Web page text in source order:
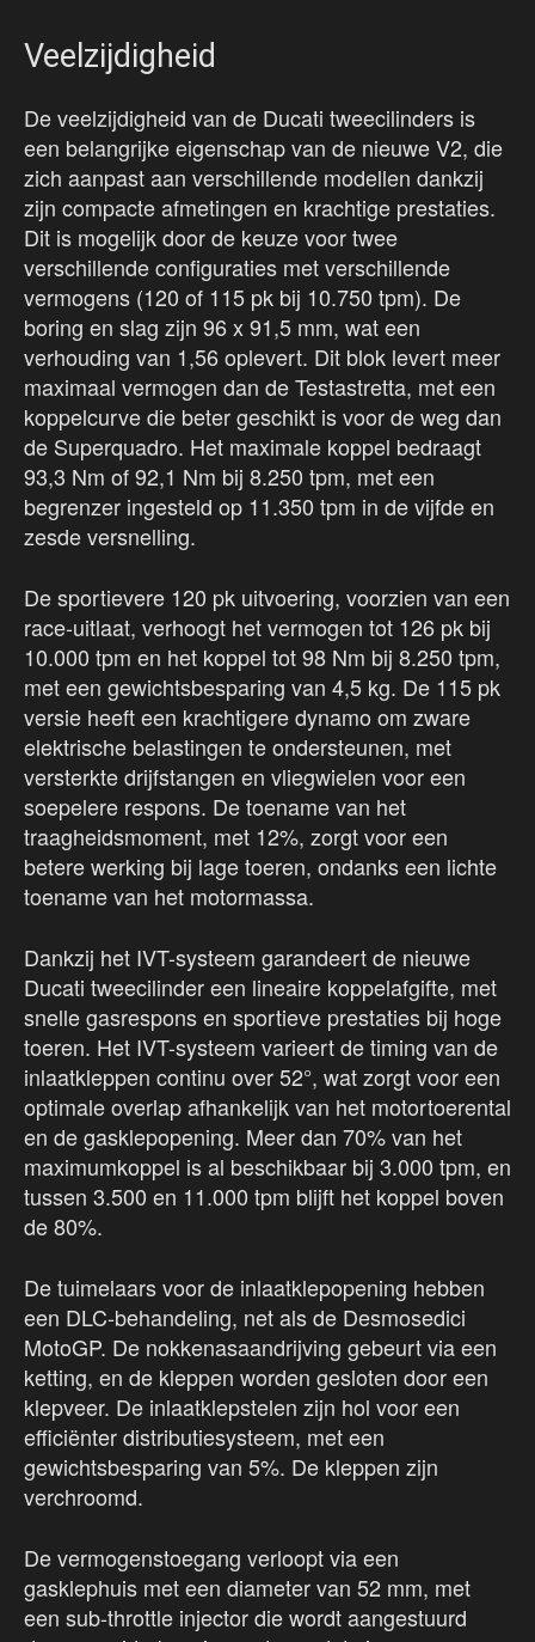
Veelzijdigheid
De veelzijdigheid van de Ducati tweecilinders is
een belangrijke eigenschap van de nieuwe V2, die
zich aanpast aan verschillende modellen dankzij
zijn compacte afmetingen en krachtige prestaties.
Dit is mogelijk door de keuze voor twee
verschillende configuraties met verschillende
vermogens (120 of 115 pk bij 10.750 tpm). De
boring en slag zijn 96 x 91,5 mm, wat een
verhouding van 1,56 oplevert. Dit blok levert meer
maximaal vermogen dan de Testastretta, met een
koppelcurve die beter geschikt is voor de weg dan
de Superquadro. Het maximale koppel bedraagt
93,3 Nm of 92,1 Nm bij 8.250 tpm, met een
begrenzer ingesteld op 11.350 tpm in de vijfde en
zesde versnelling.
De sportievere 120 pk uitvoering, voorzien van een
race-uitlaat, verhoogt het vermogen tot 126 pk bij
10.000 tpm en het koppel tot 98 Nm bij 8.250 tpm,
met een gewichtsbesparing van 4,5 kg. De 115 pk
versie heeft een krachtigere dynamo om zware
elektrische belastingen te ondersteunen, met
versterkte drijfstangen en vliegwielen voor een
soepelere respons. De toename van het
traagheidsmoment, met 12%, zorgt voor een
betere werking bij lage toeren, ondanks een lichte
toename van het motormassa.
Dankzij het IVT-systeem garandeert de nieuwe
Ducati tweecilinder een lineaire koppelafgifte, met
snelle gasrespons en sportieve prestaties bij hoge
toeren. Het IVT-systeem varieert de timing van de
inlaatkleppen continu over 52°, wat zorgt voor een
optimale overlap afhankelijk van het motortoerental
en de gasklepopening. Meer dan 70% van het
maximumkoppel is al beschikbaar bij 3.000 tpm, en
tussen 3.500 en 11.000 tpm blijft het koppel boven
de 80%.
De tuimelaars voor de inlaatklepopening hebben
een DLC-behandeling, net als de Desmosedici
MotoGP. De nokkenasaandrijving gebeurt via een
ketting, en de kleppen worden gesloten door een
klepveer. De inlaatklepstelen zijn hol voor een
efficiënter distributiesysteem, met een
gewichtsbesparing van 5%. De kleppen zijn
verchroomd.
De vermogenstoegang verloopt via een
gasklephuis met een diameter van 52 mm, met
een sub-throttle injector die wordt aangestuurd